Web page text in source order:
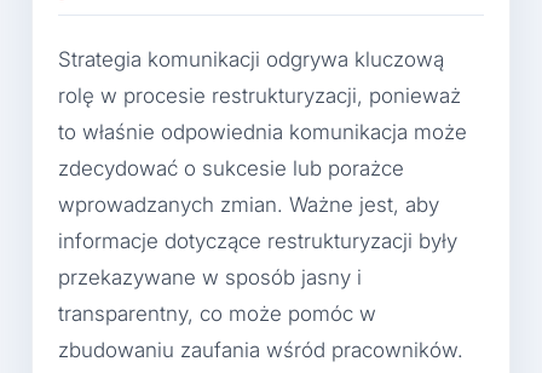
Strategia komunikacji odgrywa kluczową
rolę w procesie restrukturyzacji, ponieważ
to właśnie odpowiednia komunikacja może
zdecydować o sukcesie lub porażce
wprowadzanych zmian. Ważne jest, aby
informacje dotyczące restrukturyzacji były
przekazywane w sposób jasny i
transparentny, co może pomóc w
zbudowaniu zaufania wśród pracowników.